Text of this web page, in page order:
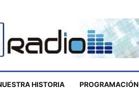
HISTORIA PROGRAMACIÓN